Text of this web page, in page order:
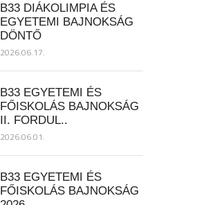
B33 DIÁKOLIMPIA ÉS
EGYETEMI BAJNOKSÁG
DÖNTŐ
2026.06.17.
B33 EGYETEMI ÉS
FŐISKOLÁS BAJNOKSÁG
II. FORDUL..
2026.06.01.
B33 EGYETEMI ÉS
FŐISKOLÁS BAJNOKSÁG